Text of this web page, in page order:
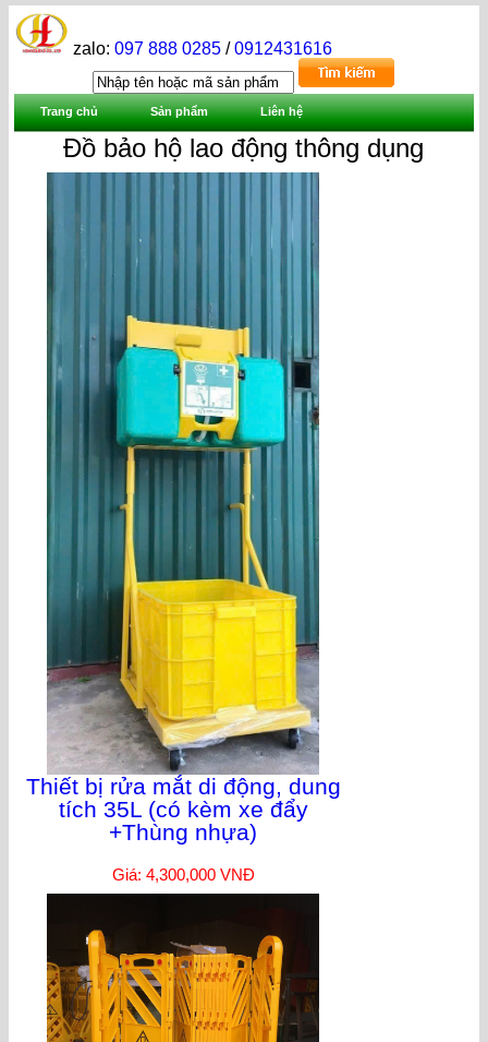
zalo:097 888 0285 /0912431616
Trang chủ Sản phẩm Liên hệ
Đồ bảo hộ lao động thông dụng
Thiết bị rửa mắt di động, dung
tích 35L (có kèm xe đẩy
+Thùng nhựa)
Giá: 4,300,000 VNĐ